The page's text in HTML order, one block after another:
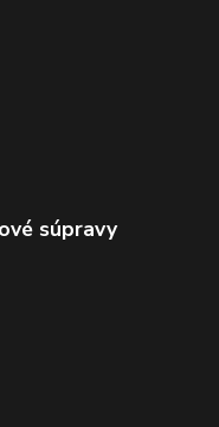
súpravy